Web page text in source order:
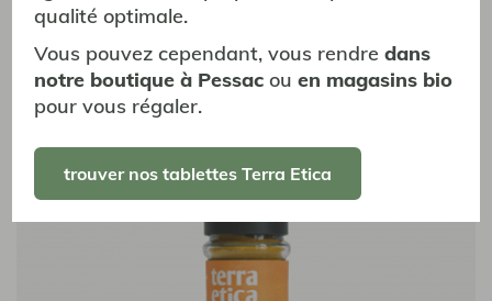
Boisé et vif - 55g
5,20 €
qualité optimale.
Vous pouvez cependant, vous rendredans
notre boutique à Pessac ouen magasins bio
pour vous régaler.
trouver nos tablettes Terra Etica